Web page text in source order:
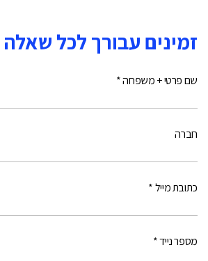
זמינים עבורך לכל שאלה
שם פרטי + משפחה *
חברה
כתובת מייל *
מספר נייד *